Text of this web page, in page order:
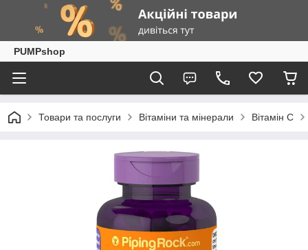
PUMPshop
Товари та послуги Вітаміни та мінерали Вітамін C